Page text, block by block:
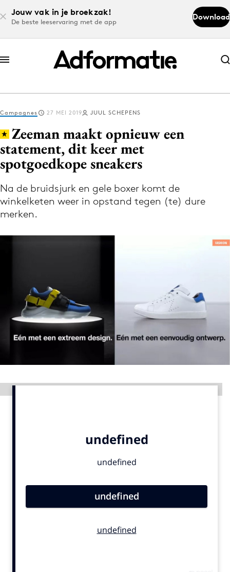
Jouw vak in je broekzak!
De beste leeservaring met de app
Download
Abonneer nu
Abonneer nu
Log in
Download de app
Volg het laatste nieuws via de Adformatie
Nieuws app
9 sept: GenAI-training
12 nov: MarketingLive!
Adverteren
Vacatures
Campagnes
Campagnes 27 MEI 2019 JUUL SCHEPENS
Zeeman maakt opnieuw een
statement, dit keer met
spotgoedkope sneakers
Na de bruidsjurk en gele boxer komt de
winkelketen weer in opstand tegen (te) dure
merken.